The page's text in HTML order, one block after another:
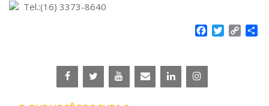
Tel.:(16) 3373-8640
Facebook
Twitter
Copy